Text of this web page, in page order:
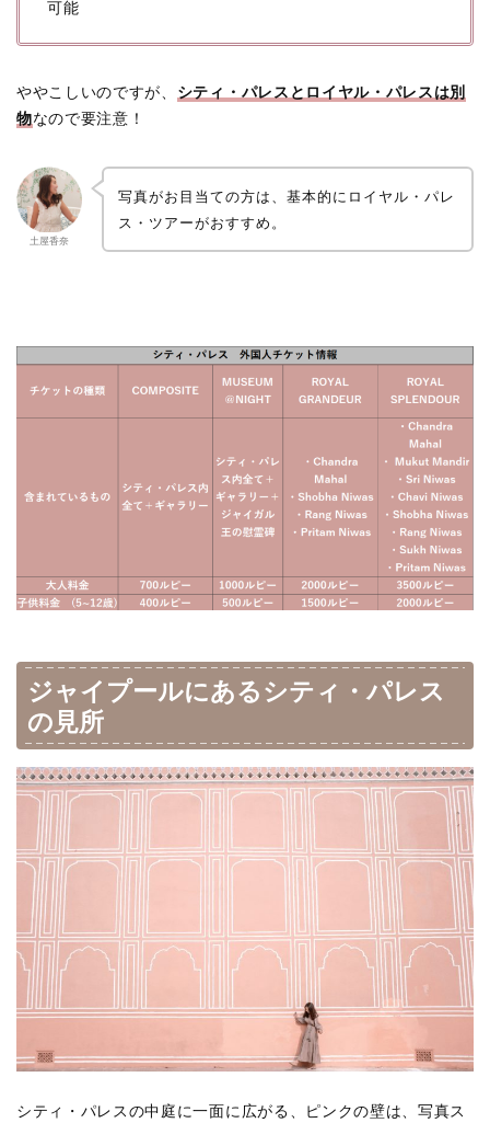
可能
ややこしいのですが、 シティ・パレスとロイヤル・パレスは別
物なので要注意！
土屋香奈
写真がお目当ての方は、基本的にロイヤル・パレ
ス・ツアーがおすすめ。
ジャイプールにあるシティ・パレス
の見所
シティ・パレスの中庭に一面に広がる、ピンクの壁は、写真ス